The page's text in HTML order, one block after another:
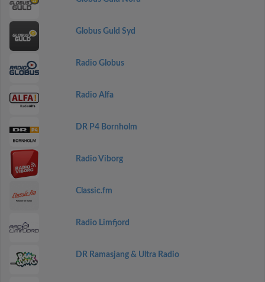
Globus Guld Syd
Radio Globus
Radio Alfa
DR P4 Bornholm
Radio Viborg
Classic.fm
Radio Limfjord
DR Ramasjang & Ultra Radio